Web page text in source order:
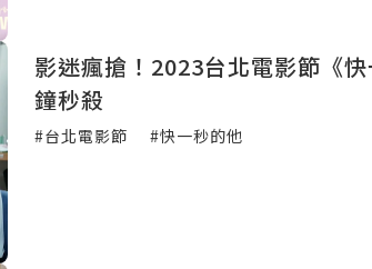
影迷瘋搶！2023台北電影節《
鐘秒殺
#台北電影節 #快一秒的他